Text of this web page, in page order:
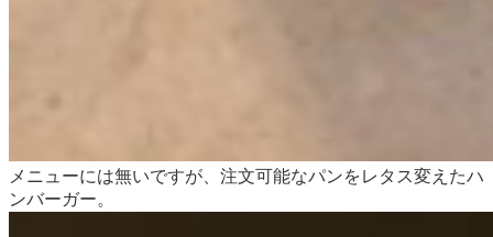
メニューには無いですが、注文可能なパンをレタス変えたハ
ンバーガー。